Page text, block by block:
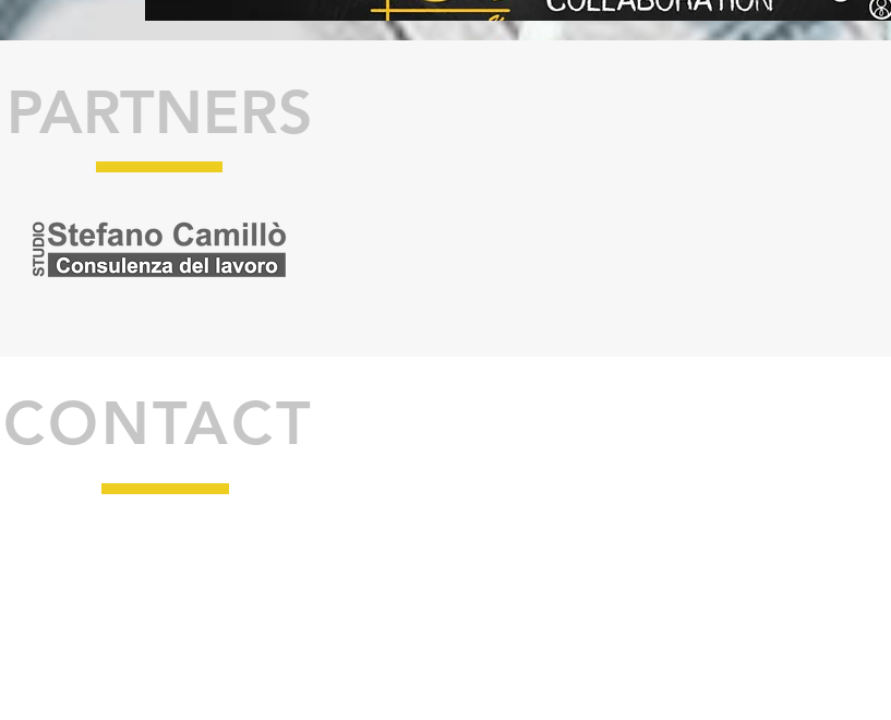
CONTACT
PARTNERS